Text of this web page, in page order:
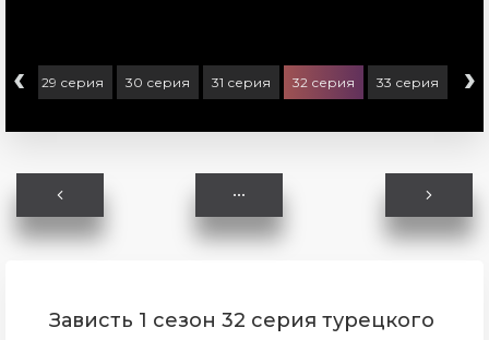
‹ 29 серия 30 серия 31 серия 32 серия 33 серия ›
Зависть 1 сезон 32 серия турецкого